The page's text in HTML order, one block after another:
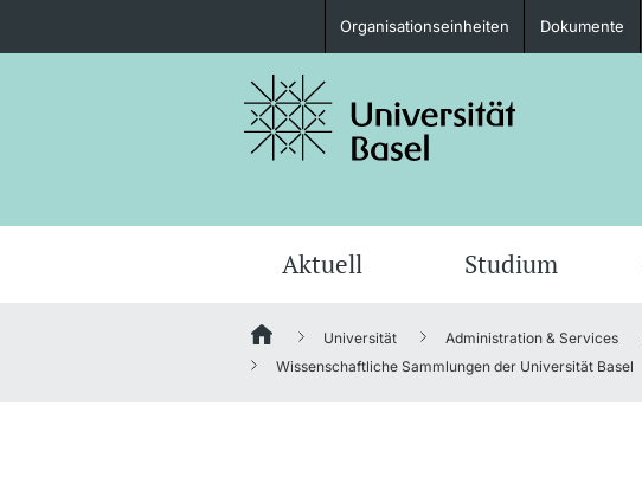
Studieninteressierte
Fördernde & Alumni
Organisationseinheiten Dokumente
Aktuell Studium
Universität Administration & Services
Wissenschaftliche Sammlungen der Universität Basel